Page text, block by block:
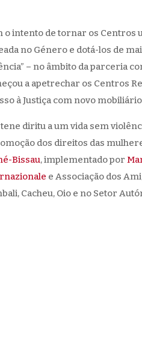
o intento de tornar os Centros
no Género e dotá-los de
– no âmbito da parceria
a apetrechar os Centros
à Justiça com novo
tene diritu a um vida sem
dos direitos das
Bissau, implementado por
e Associação dos
Cacheu, Oio e no Setor